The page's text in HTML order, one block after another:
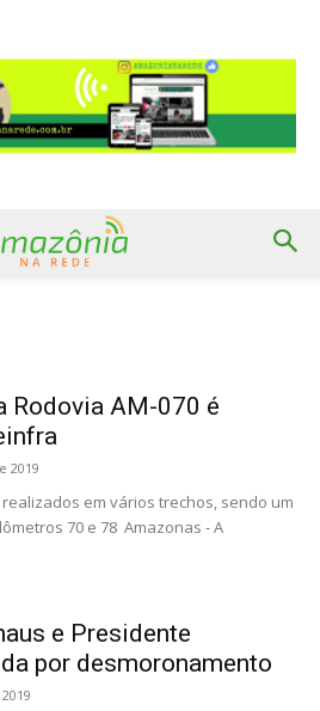
Rodovia AM-070 é
2019
em vários trechos, sendo um
70 e 78 Amazonas - A
e Presidente
por desmoronamento